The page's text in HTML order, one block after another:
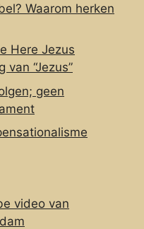
Waarom herken
Here Jezus
“Jezus”
geen
video van